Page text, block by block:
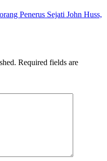
Penerus Sejati John Huss,
Required fields are